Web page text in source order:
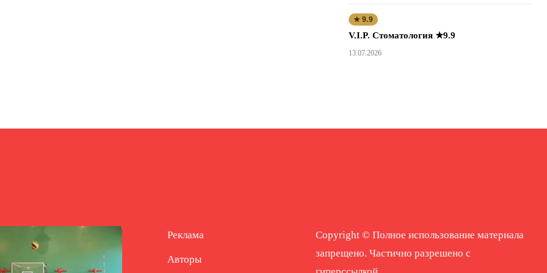
★ 9.9
V.I.P. Стоматология ★9.9
13.07.2026
Реклама
Авторы
Copyright © Полное использование материала
запрещено. Частично разрешено с